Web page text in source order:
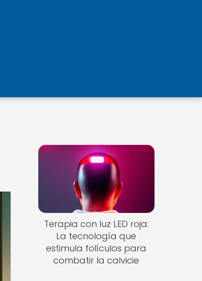
Terapia con luz LED roja:
La tecnología que
estimula folículos para
combatir la calvicie